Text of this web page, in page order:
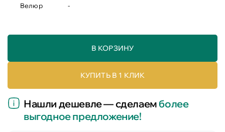
Велюр -
В КОРЗИНУ
КУПИТЬ В 1 КЛИК
Нашли дешевле — сделаемболее
выгодное предложение!